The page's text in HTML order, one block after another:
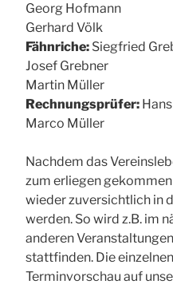
Georg Hofmann
Gerhard Völk
Fähnriche: Siegfried
Josef Grebner
Martin Müller
Rechnungsprüfer:
Marco Müller
Nachdem das
zum erliegen
wieder zuversichtlich in
werden. So wird z.B. im
anderen
stattfinden. Die
Terminvorschau auf